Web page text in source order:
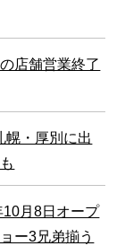
店舗営業終了
幌・厚別に出
10月8日オープ
ー3兄弟揃う